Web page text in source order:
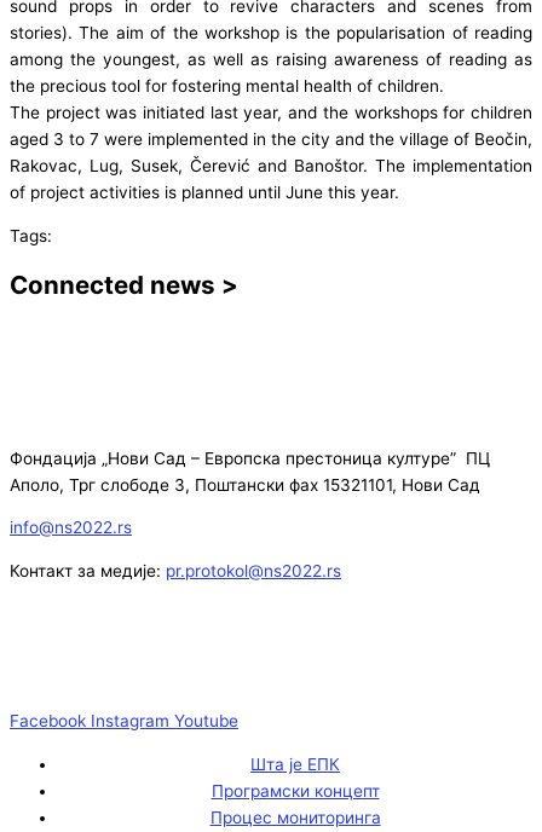
sound props in order to revive characters and scenes from
stories). The aim of the workshop is the popularisation of reading
among the youngest, as well as raising awareness of reading as
the precious tool for fostering mental health of children.
The project was initiated last year, and the workshops for children
aged 3 to 7 were implemented in the city and the village of Beočin,
Rakovac, Lug, Susek, Čerević and Banoštor. The implementation
of project activities is planned until June this year.
Tags:
Connected news >
Фондација „Нови Сад – Европска престоница културе” ПЦ
Аполо, Трг слободе 3, Поштански фах 15321101, Нови Сад
info@ns2022.rs
Контакт за медије: pr.protokol@ns2022.rs
Facebook Instagram Youtube
Шта је ЕПК
Програмски концепт
Процес мониторинга